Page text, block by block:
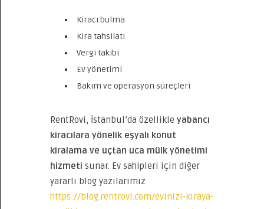
Kiracı bulma
Kira tahsilatı
Vergi takibi
Ev yönetimi
Bakım ve operasyon süreçleri
RentRovi, İstanbul’da özellikle yabancı
kiracılara yönelik eşyalı konut
kiralama ve uçtan uca mülk yönetimi
hizmeti sunar. Ev sahipleri için diğer
yararlı blog yazılarımız
https://blog.rentrovi.com/evinizi-kiraya-